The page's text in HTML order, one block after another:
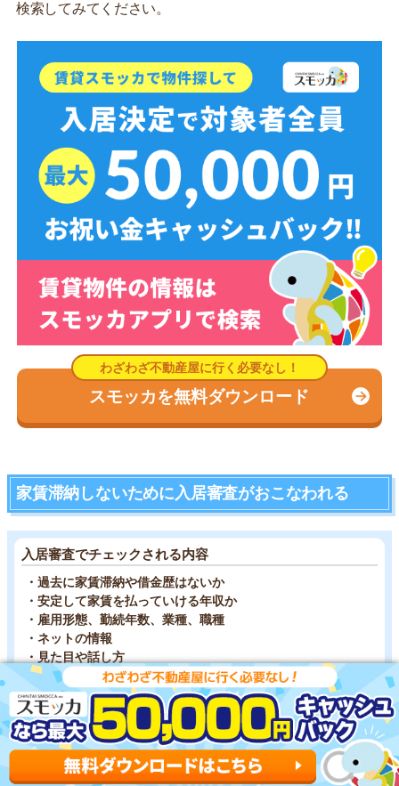
検索してみてください。
スモッカを無料ダウンロード
家賃滞納しないために入居審査がおこなわれる
入居審査でチェックされる内容
・過去に家賃滞納や借金歴はないか
・安定して家賃を払っていける年収か
・雇用形態、勤続年数、業種、職種
・ネットの情報
・見た目や話し方
信用情報に傷があると審査に不利